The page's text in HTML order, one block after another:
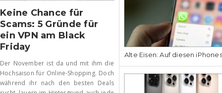
Keine Chance für
Scams: 5 Gründe für
ein VPN am Black
Friday
Der November ist da und mit ihm die
Hochsaison für Online-Shopping. Doch
während ihr nach den besten Deals
Alte Eisen: Auf diesen